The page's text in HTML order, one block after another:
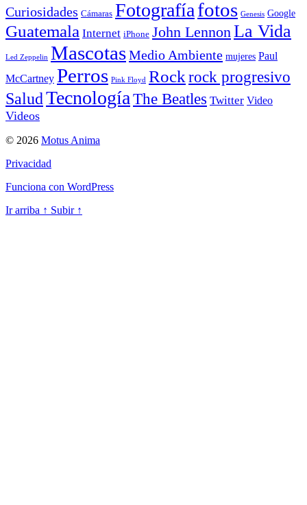
Curiosidades Cámaras Fotografíafotos Genesis Google
Guatemala Internet iPhone John LennonLa Vida
Led Zeppelin MascotasMedio Ambiente mujeres Paul
McCartney Perros Pink Floyd Rockrock progresivo
SaludTecnologíaThe Beatles Twitter Video
Videos
© 2026 Motus Anima
Privacidad
Funciona con WordPress
Ir arriba ↑ Subir ↑